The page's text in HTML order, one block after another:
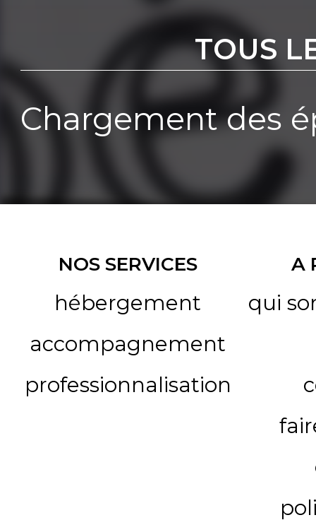
TOUS
Chargement des
NOS SERVICES
hébergement
accompagnement
professionnalisation
A
qui